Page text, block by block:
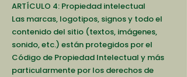
ARTÍCULO 4: Propiedad intelectual
Las marcas, logotipos, signos y todo el
contenido del sitio (textos, imágenes,
sonido, etc.) están protegidos por el
Código de Propiedad Intelectual y más
particularmente por los derechos de